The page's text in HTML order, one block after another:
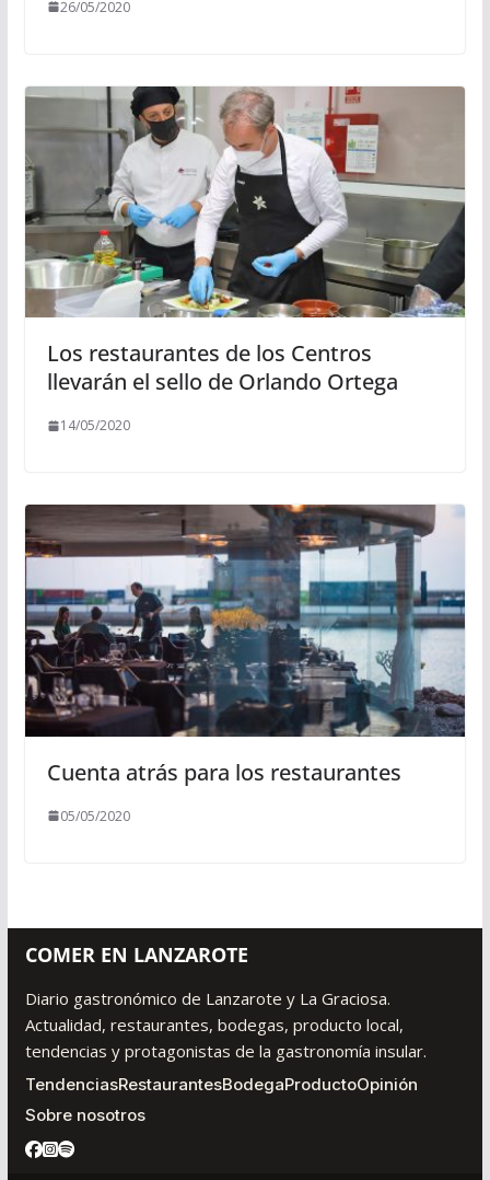
26/05/2020
Los restaurantes de los Centros
llevarán el sello de Orlando Ortega
14/05/2020
Cuenta atrás para los restaurantes
05/05/2020
COMER EN LANZAROTE
Diario gastronómico de Lanzarote y La Graciosa.
Actualidad, restaurantes, bodegas, producto local,
tendencias y protagonistas de la gastronomía insular.
TendenciasRestaurantesBodegaProductoOpinión
Sobre nosotros